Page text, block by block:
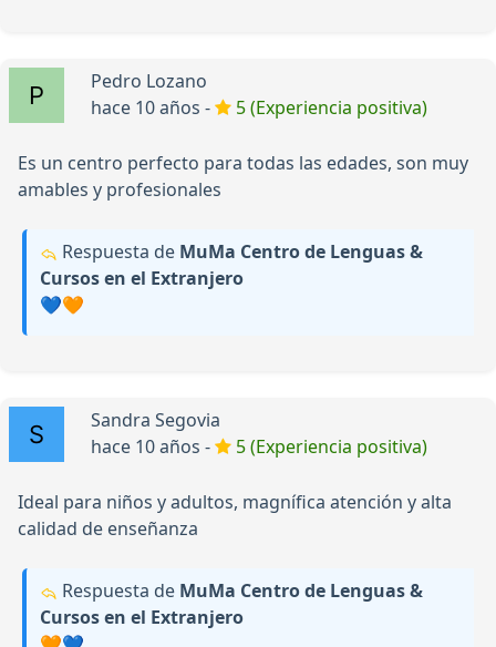
Pedro Lozano
hace 10 años -
5 (Experiencia positiva)
Es un centro perfecto para todas las edades, son muy
amables y profesionales
Respuesta de MuMa Centro de Lenguas &
Cursos en el Extranjero
💙🧡
Sandra Segovia
hace 10 años -
5 (Experiencia positiva)
Ideal para niños y adultos, magnífica atención y alta
calidad de enseñanza
Respuesta de MuMa Centro de Lenguas &
Cursos en el Extranjero